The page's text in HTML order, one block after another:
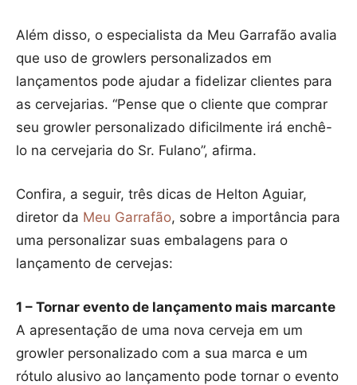
Além disso, o especialista da Meu Garrafão avalia
que uso de growlers personalizados em
lançamentos pode ajudar a fidelizar clientes para
as cervejarias. “Pense que o cliente que comprar
seu growler personalizado dificilmente irá enchê-
lo na cervejaria do Sr. Fulano”, afirma.
Confira, a seguir, três dicas de Helton Aguiar,
diretor da Meu Garrafão, sobre a importância para
uma personalizar suas embalagens para o
lançamento de cervejas:
1 – Tornar evento de lançamento mais marcante
A apresentação de uma nova cerveja em um
growler personalizado com a sua marca e um
rótulo alusivo ao lançamento pode tornar o evento